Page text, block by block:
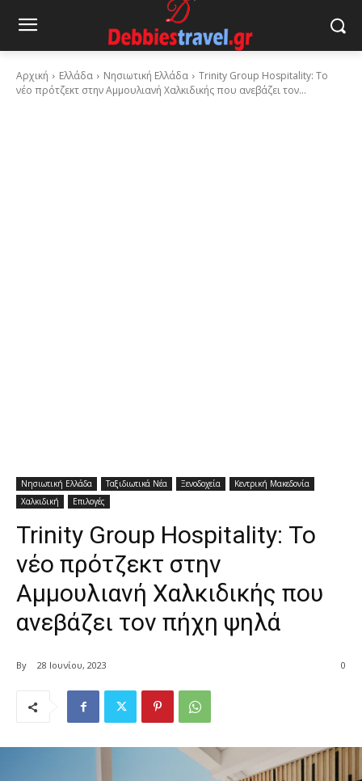
Αρχική Ελλάδα Νησιωτική Ελλάδα
Trinity Group Hospitality: Το
νέο πρότζεκτ στην Αμμουλιανή Χαλκιδικής που ανεβάζει τον...
Νησιωτική Ελλάδα Ταξιδιωτικά Νέα Ξενοδοχεία
Κεντρική Μακεδονία
Χαλκιδική
Επιλογές
Trinity Group Hospitality: Το
νέο πρότζεκτ στην
Αμμουλιανή Χαλκιδικής που
ανεβάζει τον πήχη ψηλά
By 28 Ιουνίου, 2023 0